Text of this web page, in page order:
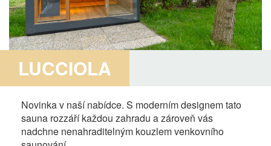
LUCCIOLA
Novinka v naší nabídce. S moderním designem tato
sauna rozzáří každou zahradu a zároveň vás
nadchne nenahraditelným kouzlem venkovního